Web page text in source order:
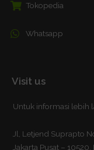
Tokopedia
Whatsapp
Visit us
Untuk informasi lebih
Jl, Letjend Suprapto
Jakarta Pusat – 10520,